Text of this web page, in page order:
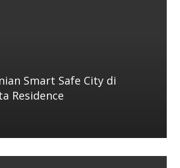
Smart Safe City di
Residence